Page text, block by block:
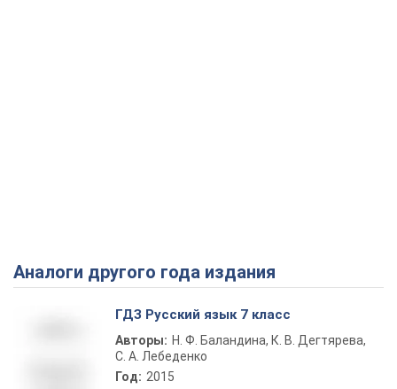
Аналоги другого года издания
ГДЗ Русский язык 7 класс
Авторы: Н. Ф. Баландина, К. В. Дегтярева,
С. А. Лебеденко
Год: 2015